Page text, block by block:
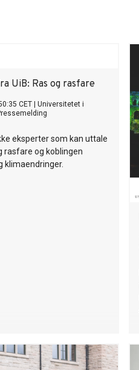
UiB: Ras og rasfare
CET
Universitetet i
eksperter som kan uttale
rasfare og koblingen
klimaendringer.